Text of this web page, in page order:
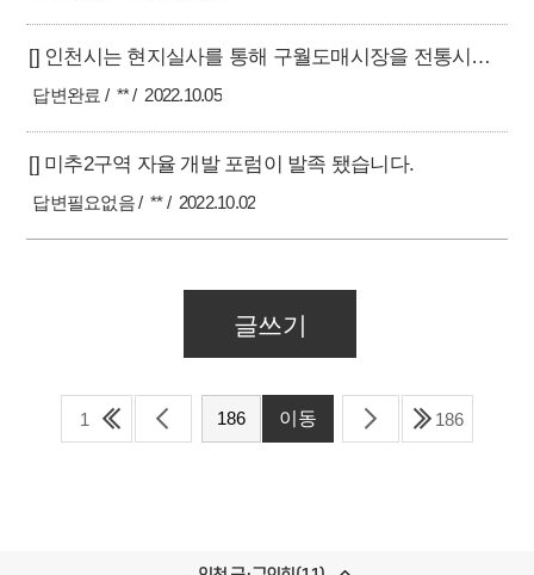
[] 인천시는 현지실사를 통해 구월도매시장을 전통시장에서 선정된 착오를 취소해 주시길 바랍니다.
답변완료 ** 2022.10.05
[] 미추2구역 자율 개발 포럼이 발족 됐습니다.
답변필요없음 ** 2022.10.02
글쓰기
1 186